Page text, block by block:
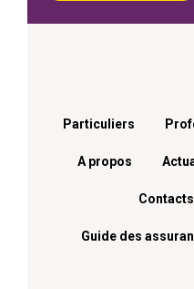
Menu footer
Particuliers
A propos
Contacts
Guide des